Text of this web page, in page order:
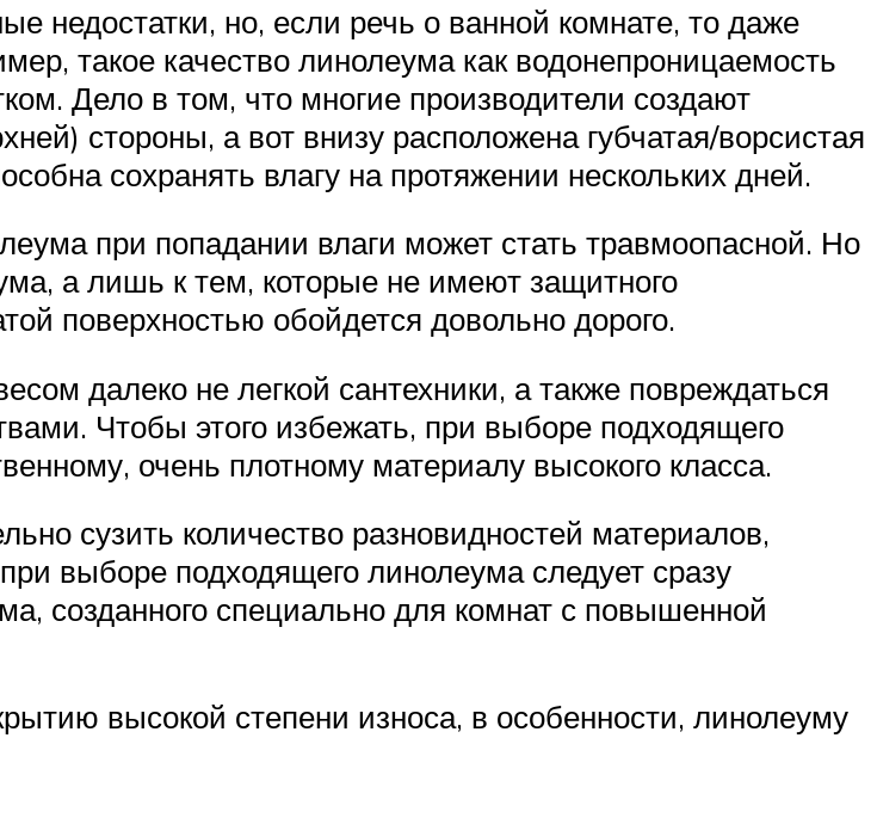
недостатки, но, если речь о ванной комнате, то даже
такое качество линолеума как водонепроницаемость
Дело в том, что многие производители создают
стороны, а вот внизу расположена губчатая/ворсистая
сохранять влагу на протяжении нескольких дней.
при попадании влаги может стать травмоопасной. Но
а лишь к тем, которые не имеют защитного
поверхностью обойдется довольно дорого.
далеко не легкой сантехники, а также повреждаться
Чтобы этого избежать, при выборе подходящего
очень плотному материалу высокого класса.
сузить количество разновидностей материалов,
выборе подходящего линолеума следует сразу
созданного специально для комнат с повышенной
высокой степени износа, в особенности, линолеуму